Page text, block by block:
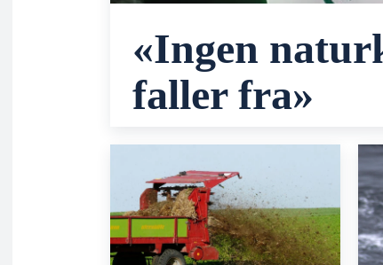
«Ingen
faller fra»